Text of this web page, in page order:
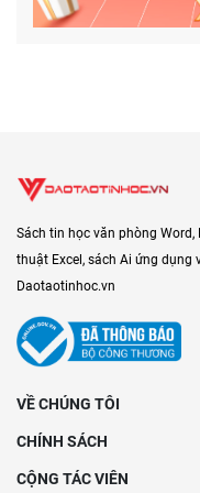
Sách tin học văn phòng Word,
thuật Excel, sách Ai ứng dụng
Daotaotinhoc.vn
VỀ CHÚNG TÔI
CHÍNH SÁCH
CỘNG TÁC VIÊN